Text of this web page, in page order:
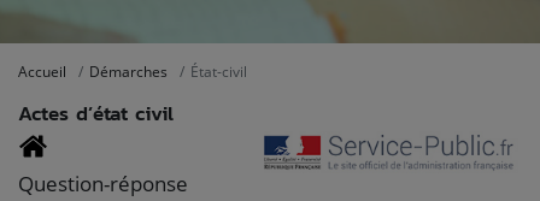
Accueil Démarches État-civil
Actes d’état civil
Question-réponse